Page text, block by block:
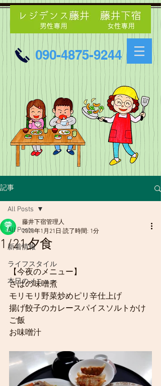
090-4875-9244
記事
All Posts
新着情報
ライフスタイル
本日のメニュー
All Posts
1/21夕食
藤井下宿管理人
2020年1月21日 読了時間: 1分
【今夜のメニュー】
さばの味噌煮
モリモリ野菜炒めピリ辛仕上げ
揚げ餃子のカレースパイスソルトかけ
ご飯
お味噌汁